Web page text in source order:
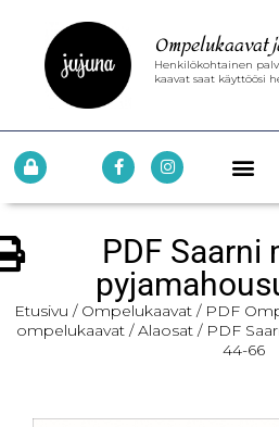
Ompelukaavat
Henkilökohtainen
kaavat saat käyttöösi
PDF Saarni
Etusivu / Ompelukaavat/ PDF
ompelukaavat /Alaosat / PDF
44-66